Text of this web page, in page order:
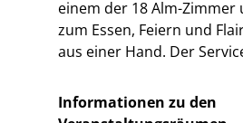
einem der 18 Alm-
zum Essen, Feiern und
aus einer Hand. Der
Informationen zu den